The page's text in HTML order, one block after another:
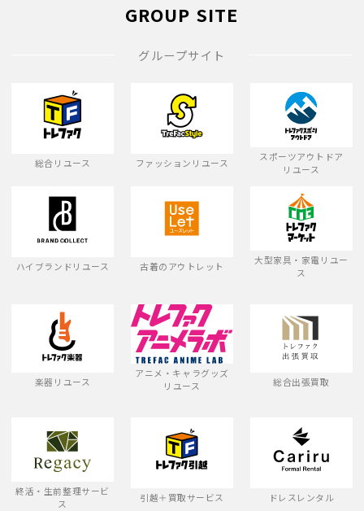
GROUP SITE
グループサイト
総合リユース ファッションリユース
スポーツアウトドア
リユース
ハイブランドリユース 古着のアウトレット
大型家具・家電リユー
ス
楽器リユース
アニメ・キャラグッズ
リユース
総合出張買取
終活・生前整理サービ
ス
引越＋買取サービス ドレスレンタル